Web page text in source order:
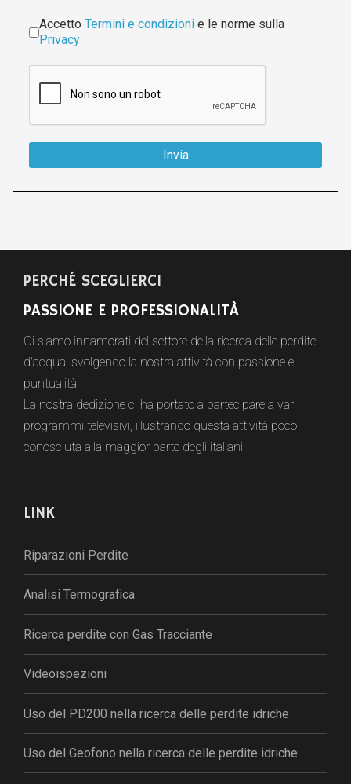
Accettazione*
Accetto Termini e condizioni e le norme sulla
Privacy
Invia
PERCHÉ SCEGLIERCI
PASSIONE E PROFESSIONALITÀ
Ci siamo innamorati del settore della ricerca delle perdite
d'acqua, svolgendo la nostra attività con passione e
puntualità.
La nostra dedizione ci ha portato a partecipare a vari
programmi televisivi, illustrando questa attività poco
conosciuta alla maggior parte degli italiani.
LINK
Riparazioni Perdite
Analisi Termografica
Ricerca perdite con Gas Tracciante
Videoispezioni
Uso del PD200 nella ricerca delle perdite idriche
Uso del Geofono nella ricerca delle perdite idriche